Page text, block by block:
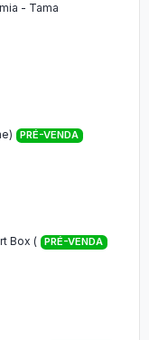
- Tama
PRÉ-VENDA
Box ( PRÉ-VENDA